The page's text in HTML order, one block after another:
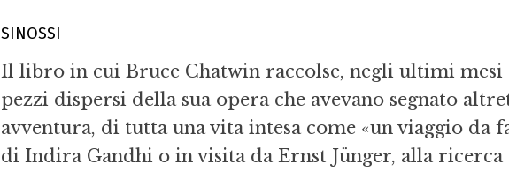
SINOSSI
Il libro in cui Bruce Chatwin raccolse, negli ultimi
pezzi dispersi della sua opera che avevano segnato
avventura, di tutta una vita intesa come «un viaggio da
di Indira Gandhi o in visita da Ernst Jünger, alla